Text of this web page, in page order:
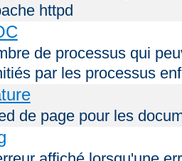
httpd
de processus qui
par les processus
de page pour les